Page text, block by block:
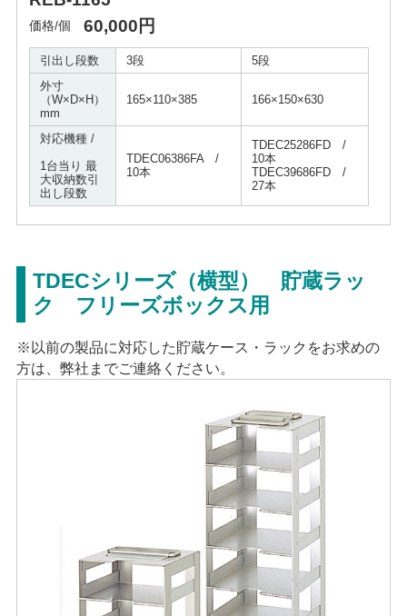
価格/個 60,000円
引出し段数 3段
5段
外寸
（W×D×H）
mm
165×110×385 166×150×630
対応機種 /
1台当り 最
大収納数引
出し段数
TDEC06386FA /
10本
TDEC25286FD /
10本
TDEC39686FD /
27本
TDECシリーズ（横型） 貯蔵ラッ
ク フリーズボックス用
※以前の製品に対応した貯蔵ケース・ラックをお求めの
方は、弊社までご連絡ください。